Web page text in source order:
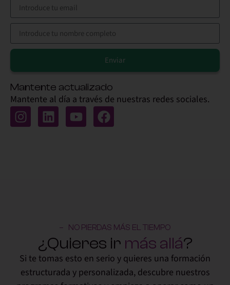
Enviar
Mantente actualizado
Mantente al día a través de nuestras redes sociales.
NO PIERDAS MÁS EL TIEMPO
¿Quieres ir más allá?
Si te tomas esto en serio y quieres una formación
estructurada y personalizada, descubre nuestros